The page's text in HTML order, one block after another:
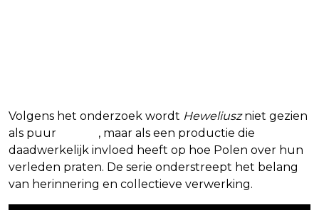
Volgens het onderzoek wordt Heweliuszniet gezien
als puur
, maar als een productie die
daadwerkelijk invloed heeft op hoe Polen over hun
verleden praten. De serie onderstreept het belang
van herinnering en collectieve verwerking.